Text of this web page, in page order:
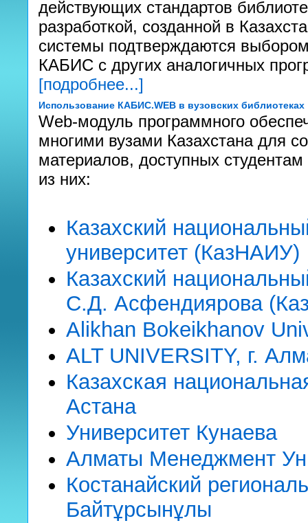
действующих стандартов
разработкой, созданной в
системы подтверждаются
КАБИС с других аналогичных
[подробнее...]
Использование КАБИС.WEB в вузовских библиотеках
Web-модуль программного
многими вузами Казахстана для
материалов, доступных
из них:
Казахский
университет (КазНАИУ)
Казахский
С.Д. Асфендиярова
Alikhan Bokeikhanov
ALT UNIVERSITY, г.
Казахская
Астана
Университет Кунаева
Алматы Менеджмент
Костанайский
Байтұрсынұлы